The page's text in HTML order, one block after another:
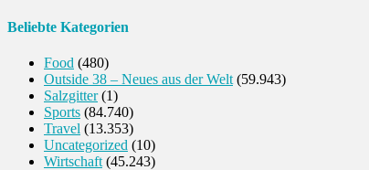
Beliebte Kategorien
Food (480)
Outside 38 – Neues aus der Welt (59.943)
Salzgitter(1)
Sports (84.740)
Travel (13.353)
Uncategorized (10)
Wirtschaft (45.243)